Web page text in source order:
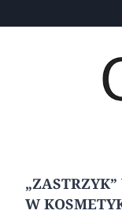
do
W